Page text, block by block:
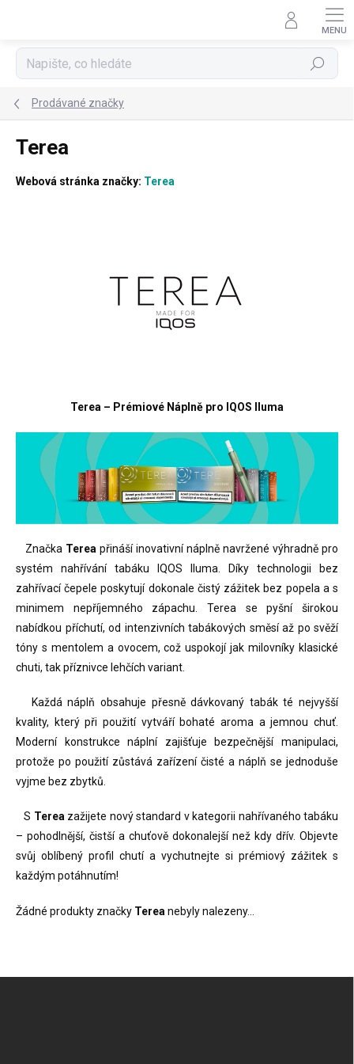
Hledat
Prodávané značky
Terea
Webová stránka značky: Terea
Terea – Prémiové Náplně pro IQOS Iluma
Značka Terea přináší inovativní náplně navržené výhradně pro
systém nahřívání tabáku IQOS Iluma. Díky technologii bez
zahřívací čepele poskytují dokonale čistý zážitek bez popela a s
minimem nepříjemného zápachu. Terea se pyšní širokou
nabídkou příchutí, od intenzivních tabákových směsí až po svěží
tóny s mentolem a ovocem, což uspokojí jak milovníky klasické
chuti, tak příznivce lehčích variant.
Každá náplň obsahuje přesně dávkovaný tabák té nejvyšší
kvality, který při použití vytváří bohaté aroma a jemnou chuť.
Moderní konstrukce náplní zajišťuje bezpečnější manipulaci,
protože po použití zůstává zařízení čisté a náplň se jednoduše
vyjme bez zbytků.
S Terea zažijete nový standard v kategorii nahřívaného tabáku
– pohodlnější, čistší a chuťově dokonalejší než kdy dřív. Objevte
svůj oblíbený profil chutí a vychutnejte si prémiový zážitek s
každým potáhnutím!
Žádné produkty značky Terea nebyly nalezeny...